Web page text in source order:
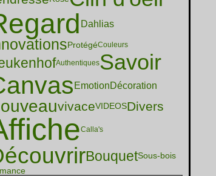
Dahlias
ProtégéCouleurs
AuthentiquesSavoir
EmotionDécoration
vivaceVIDEOSDivers
Calla's
BouquetSous-bois